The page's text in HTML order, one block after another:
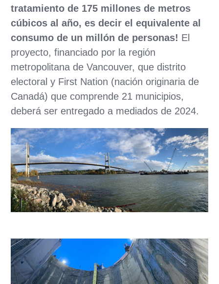
tratamiento de 175 millones de metros
cúbicos al año, es decir el equivalente al
consumo de un millón de personas! El
proyecto, financiado por la región
metropolitana de Vancouver, que distrito
electoral y First Nation (nación originaria de
Canadá) que comprende 21 municipios,
deberá ser entregado a mediados de 2024.